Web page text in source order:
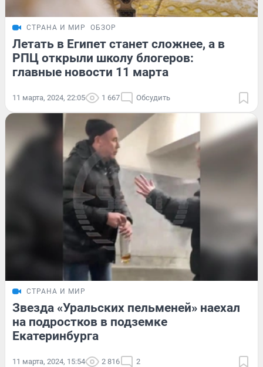
СТРАНА И МИР ОБЗОР
Летать в Египет станет сложнее, а в
РПЦ открыли школу блогеров:
главные новости 11 марта
11 марта, 2024, 22:05 1 667 Обсудить
СТРАНА И МИР
Звезда «Уральских пельменей» наехал
на подростков в подземке
Екатеринбурга
11 марта, 2024, 15:54 2 816 2